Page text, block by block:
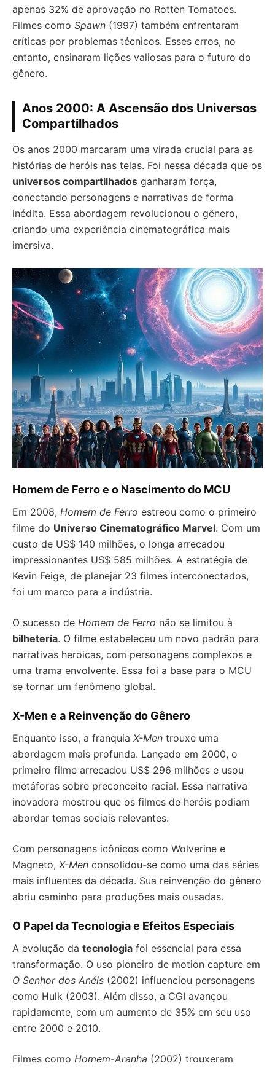
apenas 32% de aprovação no Rotten Tomatoes.
Filmes como Spawn (1997) também enfrentaram
críticas por problemas técnicos. Esses erros, no
entanto, ensinaram lições valiosas para o futuro do
gênero.
Anos 2000: A Ascensão dos Universos
Compartilhados
Os anos 2000 marcaram uma virada crucial para as
histórias de heróis nas telas. Foi nessa década que os
universos compartilhados ganharam força,
conectando personagens e narrativas de forma
inédita. Essa abordagem revolucionou o gênero,
criando uma experiência cinematográfica mais
imersiva.
Homem de Ferro e o Nascimento do MCU
Em 2008, Homem de Ferro estreou como o primeiro
filme do Universo Cinematográfico Marvel. Com um
custo de US$ 140 milhões, o longa arrecadou
impressionantes US$ 585 milhões. A estratégia de
Kevin Feige, de planejar 23 filmes interconectados,
foi um marco para a indústria.
O sucesso de Homem de Ferro não se limitou à
bilheteria. O filme estabeleceu um novo padrão para
narrativas heroicas, com personagens complexos e
uma trama envolvente. Essa foi a base para o MCU
se tornar um fenômeno global.
X-Men e a Reinvenção do Gênero
Enquanto isso, a franquia X-Men trouxe uma
abordagem mais profunda. Lançado em 2000, o
primeiro filme arrecadou US$ 296 milhões e usou
metáforas sobre preconceito racial. Essa narrativa
inovadora mostrou que os filmes de heróis podiam
abordar temas sociais relevantes.
Com personagens icônicos como Wolverine e
Magneto, X-Men consolidou-se como uma das séries
mais influentes da década. Sua reinvenção do gênero
abriu caminho para produções mais ousadas.
O Papel da Tecnologia e Efeitos Especiais
A evolução da tecnologia foi essencial para essa
transformação. O uso pioneiro de motion capture em
O Senhor dos Anéis (2002) influenciou personagens
como Hulk (2003). Além disso, a CGI avançou
rapidamente, com um aumento de 35% em seu uso
entre 2000 e 2010.
Filmes como Homem-Aranha (2002) trouxeram